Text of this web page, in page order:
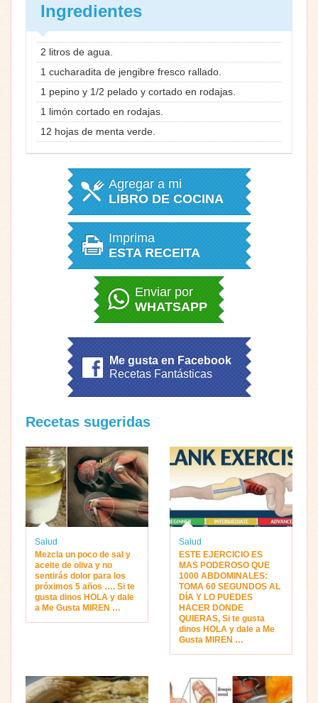
Ingredientes
2 litros de agua.
1 cucharadita de jengibre fresco rallado.
1 pepino y 1/2 pelado y cortado en rodajas.
1 limón cortado en rodajas.
12 hojas de menta verde.
Agregar a mi
LIBRO DE COCINA
Imprima
ESTA RECEITA
Enviar por
WHATSAPP
Me gusta en Facebook
Recetas Fantásticas
Recetas sugeridas
Salud
Mezcla un poco de sal y
aceite de oliva y no
sentirás dolor para los
próximos 5 años …. Si te
gusta dinos HOLA y dale
a Me Gusta MIREN …
Salud
ESTE EJERCICIO ES
MAS PODEROSO QUE
1000 ABDOMINALES:
TOMA 60 SEGUNDOS AL
DÍA Y LO PUEDES
HACER DONDE
QUIERAS, Si te gusta
dinos HOLA y dale a Me
Gusta MIREN …